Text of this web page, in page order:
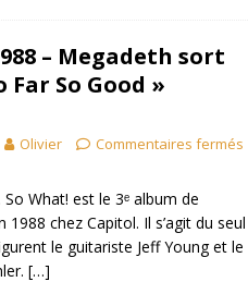
– Megadeth sort
Far So Good »
Olivier Commentaires fermés
What! est le 3ᵉ album de
chez Capitol. Il s’agit du seul
le guitariste Jeff Young et le
[…]